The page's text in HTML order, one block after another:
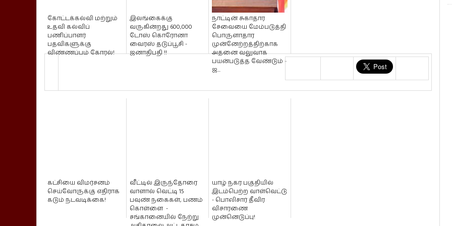
கோட்டக்கல்வி மற்றும்
உதவி கல்விப்
பணிப்பாளர்
பதவிகளுக்கு
விண்ணப்பம் கோரல்!
இலங்கைக்கு
வருகின்றது 600,000
டோஸ் கொரோனா
வைரஸ் தடுப்பூசி -
ஜனாதிபதி !!
நாட்டின் சுகாதார
சேவையை மேம்படுத்தி
பொருளாதார
முன்னேற்றத்திற்காக
அதனை வலுவாக
பயன்படுத்த வேண்டும் -
ஜ...
கட்சியை விமர்சனம்
செய்வோருக்கு எதிராக
கடும் நடவடிக்கை!
வீட்டில் இருந்தோரை
வாளால் வெட்டி 15
பவுண் நகைகள், பணம்
கொள்ளை -
சங்கானையில் நேற்று
யாழ் நகர பகுதியில்
இடம்பெற்ற வாள்வெட்டு
- பொலிசார் தீவிர
விசாரணை
முன்னெடுப்பு!